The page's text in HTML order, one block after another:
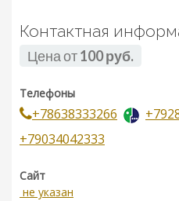
Контактная
Цена от100 руб.
Телефоны
+78638333266
+79034042333
Сайт
не указан